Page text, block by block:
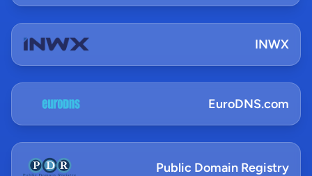
INWX
EuroDNS.com
Public Domain Registry